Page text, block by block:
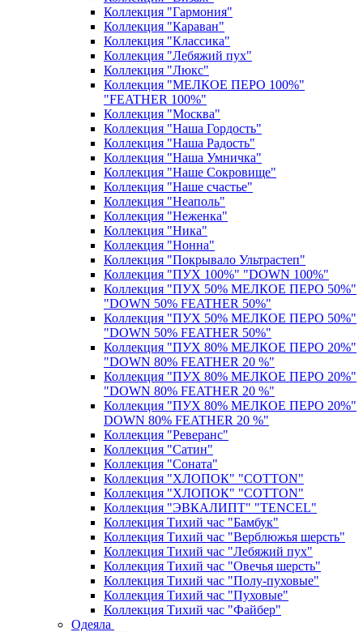
Коллекция "Гармония"
Коллекция "Караван"
Коллекция "Классика"
Коллекция "Лебяжий пух"
Коллекция "Люкс"
Коллекция "МЕЛКОЕ ПЕРО 100%"
"FEATHER 100%"
Коллекция "Москва"
Коллекция "Наша Гордость"
Коллекция "Наша Радость"
Коллекция "Наша Умничка"
Коллекция "Наше Сокровище"
Коллекция "Наше счастье"
Коллекция "Неаполь"
Коллекция "Неженка"
Коллекция "Ника"
Коллекция "Нонна"
Коллекция "Покрывало Ультрастеп"
Коллекция "ПУХ 100%" "DOWN 100%"
Коллекция "ПУХ 50% МЕЛКОЕ ПЕРО 50%"
"DOWN 50% FEATHER 50%"
Коллекция "ПУХ 50% МЕЛКОЕ ПЕРО 50%"
"DOWN 50% FEATHER 50%"
Коллекция "ПУХ 80% МЕЛКОЕ ПЕРО 20%"
"DOWN 80% FEATHER 20 %"
Коллекция "ПУХ 80% МЕЛКОЕ ПЕРО 20%"
"DOWN 80% FEATHER 20 %"
Коллекция "ПУХ 80% МЕЛКОЕ ПЕРО 20%"
DOWN 80% FEATHER 20 %"
Коллекция "Реверанс"
Коллекция "Сатин"
Коллекция "Соната"
Коллекция "ХЛОПОК" "COTTON"
Коллекция "ХЛОПОК" "COTTON"
Коллекция "ЭВКАЛИПТ" "TENCEL"
Коллекция Тихий час "Бамбук"
Коллекция Тихий час "Верблюжья шерсть"
Коллекция Тихий час "Лебяжий пух"
Коллекция Тихий час "Овечья шерсть"
Коллекция Тихий час "Полу-пуховые"
Коллекция Тихий час "Пуховые"
Коллекция Тихий час "Файбер"
Одеяла